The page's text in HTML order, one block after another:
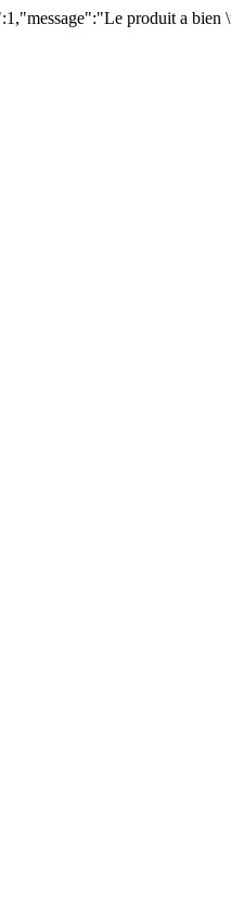
produit a bien